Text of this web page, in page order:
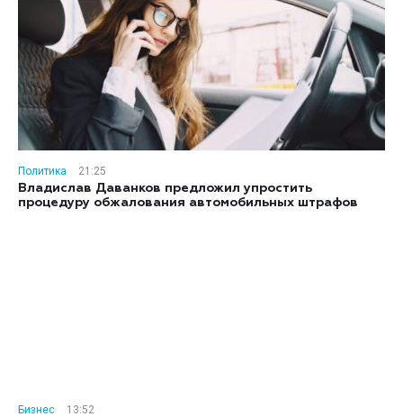
Политика
21:25
Владислав Даванков предложил упростить
процедуру обжалования автомобильных штрафов
Бизнес
13:52